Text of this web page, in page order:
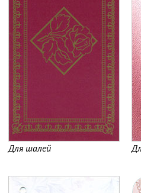
Для шалей